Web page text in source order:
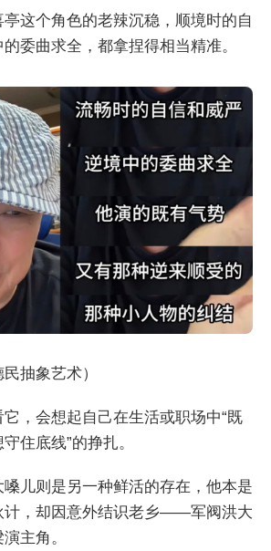
亭这个角色的老辣沉稳，顺境时的自
委曲求全，都拿捏得相当精准。
抽象艺术）
，会想起自己在生活或职场中“既
住底线”的挣扎。
儿则是另一种鲜活的存在，他本是
计，却因意外结识老乡——军阀洪大
主角。